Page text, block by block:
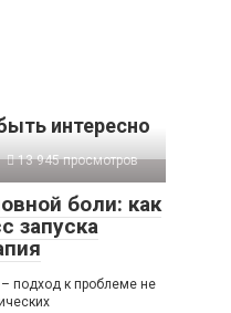
интересно
13 945 просмотров
боли: как
запуска
подход к проблеме не